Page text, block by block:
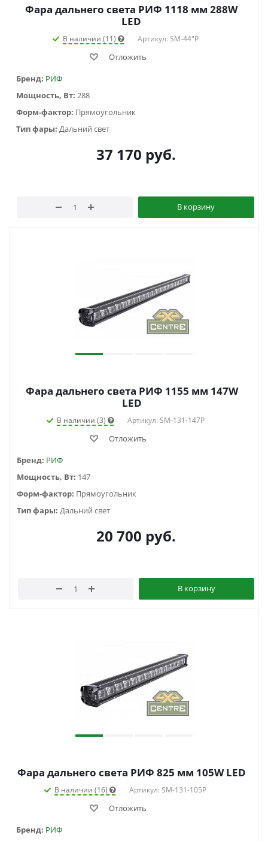
Фара дальнего света РИФ 1118 мм 288W
LED
В наличии (11) Артикул: SM-44"P
Отложить
Бренд: РИФ
Мощность, Вт: 288
Форм-фактор: Прямоугольник
Тип фары: Дальний свет
37 170 руб.
В корзину
Фара дальнего света РИФ 1155 мм 147W
LED
В наличии (3) Артикул: SM-131-147P
Отложить
Бренд: РИФ
Мощность, Вт: 147
Форм-фактор: Прямоугольник
Тип фары: Дальний свет
20 700 руб.
В корзину
Фара дальнего света РИФ 825 мм 105W LED
В наличии (16) Артикул: SM-131-105P
Отложить
Бренд: РИФ